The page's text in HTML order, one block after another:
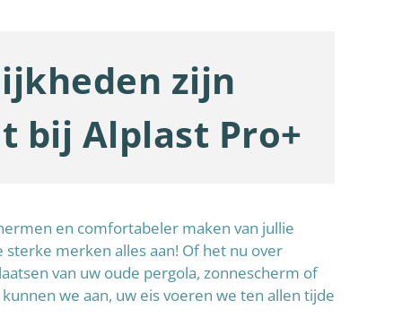
zijn
bij Alplast Pro+
en comfortabeler maken van jullie
merken alles aan! Of het nu over
van uw oude pergola, zonnescherm of
we aan, uw eis voeren we ten allen tijde